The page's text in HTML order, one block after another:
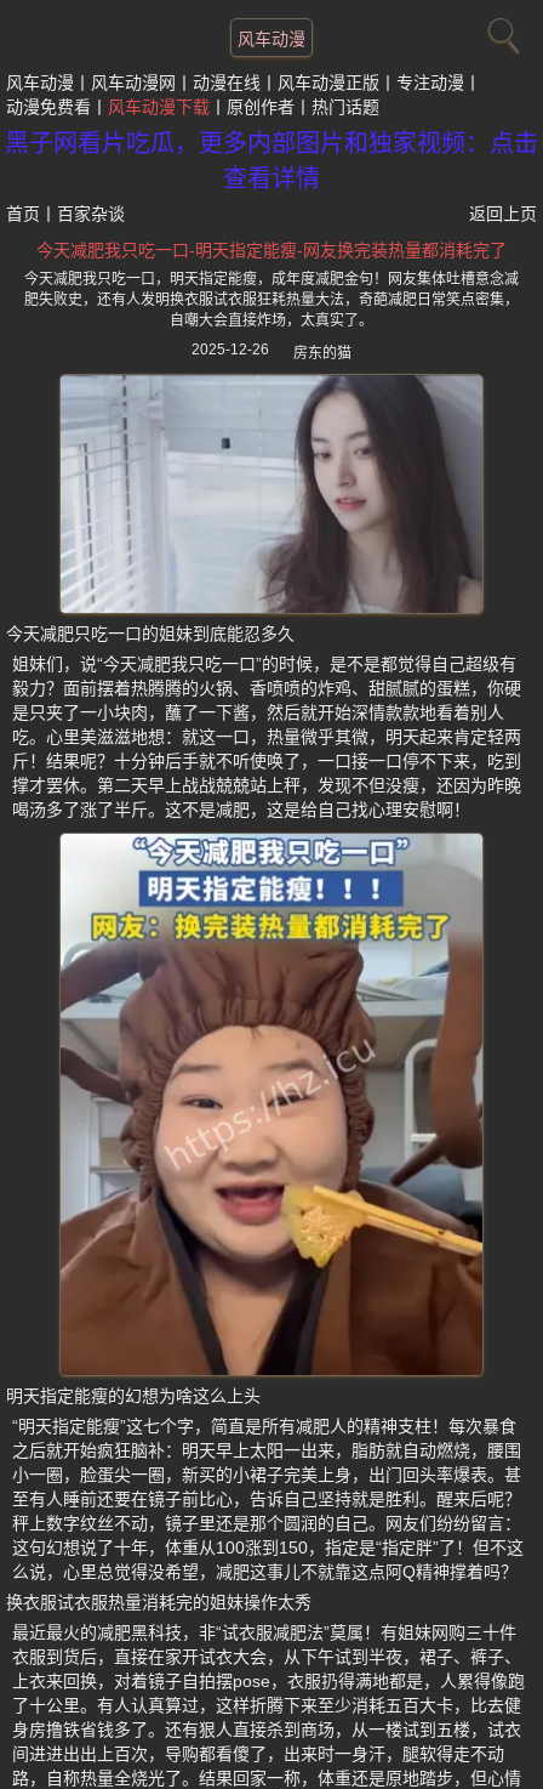
风车动漫
风车动漫 风车动漫网 动漫在线 风车动漫正版
专注动漫
动漫免费看
风车动漫下载 原创作者 热门话题
黑子网看片吃瓜，更多内部图片和独家视频：点击
查看详情
首页 百家杂谈
返回上页
今天减肥我只吃一口-明天指定能瘦-网友换完装热量都消耗完了
今天减肥我只吃一口，明天指定能瘦，成年度减肥金句！网友集体吐槽意念减
肥失败史，还有人发明换衣服试衣服狂耗热量大法，奇葩减肥日常笑点密集，
自嘲大会直接炸场，太真实了。
2025-12-26
房东的猫
今天减肥只吃一口的姐妹到底能忍多久
姐妹们，说“今天减肥我只吃一口”的时候，是不是都觉得自己超级有
毅力？面前摆着热腾腾的火锅、香喷喷的炸鸡、甜腻腻的蛋糕，你硬
是只夹了一小块肉，蘸了一下酱，然后就开始深情款款地看着别人
吃。心里美滋滋地想：就这一口，热量微乎其微，明天起来肯定轻两
斤！结果呢？十分钟后手就不听使唤了，一口接一口停不下来，吃到
撑才罢休。第二天早上战战兢兢站上秤，发现不但没瘦，还因为昨晚
喝汤多了涨了半斤。这不是减肥，这是给自己找心理安慰啊！
明天指定能瘦的幻想为啥这么上头
“明天指定能瘦”这七个字，简直是所有减肥人的精神支柱！每次暴食
之后就开始疯狂脑补：明天早上太阳一出来，脂肪就自动燃烧，腰围
小一圈，脸蛋尖一圈，新买的小裙子完美上身，出门回头率爆表。甚
至有人睡前还要在镜子前比心，告诉自己坚持就是胜利。醒来后呢？
秤上数字纹丝不动，镜子里还是那个圆润的自己。网友们纷纷留言：
这句幻想说了十年，体重从100涨到150，指定是“指定胖”了！但不这
么说，心里总觉得没希望，减肥这事儿不就靠这点阿Q精神撑着吗？
换衣服试衣服热量消耗完的姐妹操作太秀
最近最火的减肥黑科技，非“试衣服减肥法”莫属！有姐妹网购三十件
衣服到货后，直接在家开试衣大会，从下午试到半夜，裙子、裤子、
上衣来回换，对着镜子自拍摆pose，衣服扔得满地都是，人累得像跑
了十公里。有人认真算过，这样折腾下来至少消耗五百大卡，比去健
身房撸铁省钱多了。还有狠人直接杀到商场，从一楼试到五楼，试衣
间进进出出上百次，导购都看傻了，出来时一身汗，腿软得走不动
路，自称热量全烧光了。结果回家一称，体重还是原地踏步，但心情